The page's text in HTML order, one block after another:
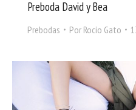
Preboda David y Bea
Prebodas Por Rocio Gato